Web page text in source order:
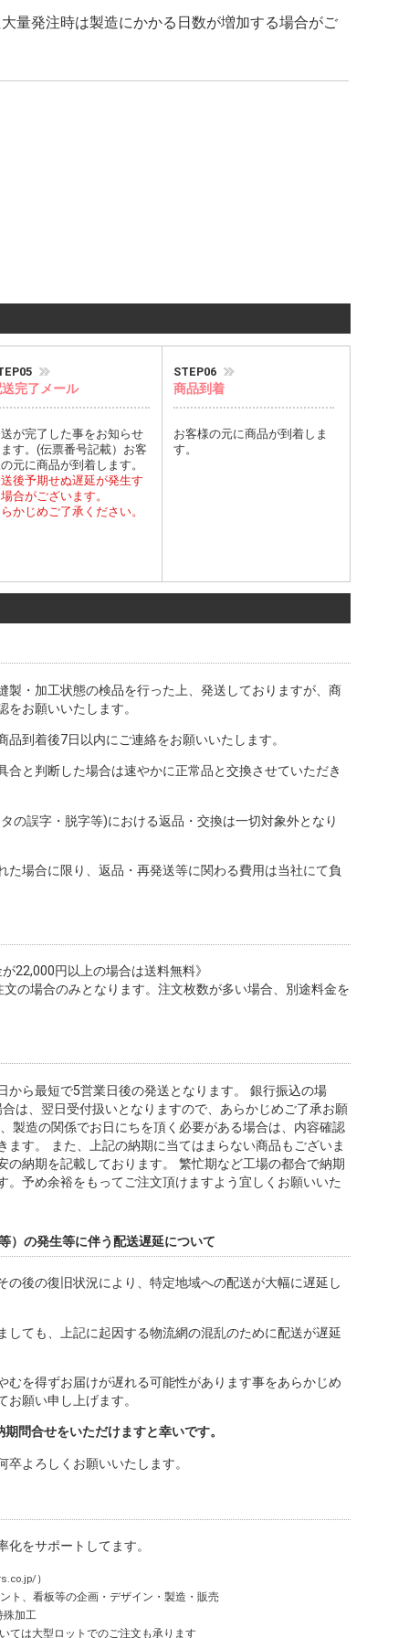
量発注時は製造にかかる日数が増加する場合がご
完了メール
が完了した事をお知らせ
ます。(伝票番号記載）お客
元に商品が到着します。
後予期せぬ遅延が発生す
合がございます。
かじめご了承ください。
STEP06
商品到着
お客様の元に商品が到着しま
す。
製・加工状態の検品を行った上、発送しておりますが、商
お願いいたします。
到着後7日以内にご連絡をお願いいたします。
合と判断した場合は速やかに正常品と交換させていただき
の誤字・脱字等)における返品・交換は一切対象外となり
た場合に限り、返品・再発送等に関わる費用は当社にて負
円以上の場合は送料無料》
の場合のみとなります。注文枚数が多い場合、別途料金を
から最短で5営業日後の発送となります。 銀行振込の場
は、翌日受付扱いとなりますので、あらかじめご了承お願
製造の関係でお日にちを頂く必要がある場合は、内容確認
ます。 また、上記の納期に当てはまらない商品もございま
の納期を記載しております。 繁忙期など工場の都合で納期
。予め余裕をもってご注文頂けますよう宜しくお願いいた
）の発生等に伴う配送遅延について
の後の復旧状況により、特定地域への配送が大幅に遅延し
しても、上記に起因する物流網の混乱のために配送が遅延
むを得ずお届けが遅れる可能性があります事をあらかじめ
願い申し上げます。
問合せをいただけますと幸いです。
よろしくお願いいたします。
をサポートしてます。
）
看板等の企画・デザイン・製造・販売
加工
型ロットでのご注文も承ります